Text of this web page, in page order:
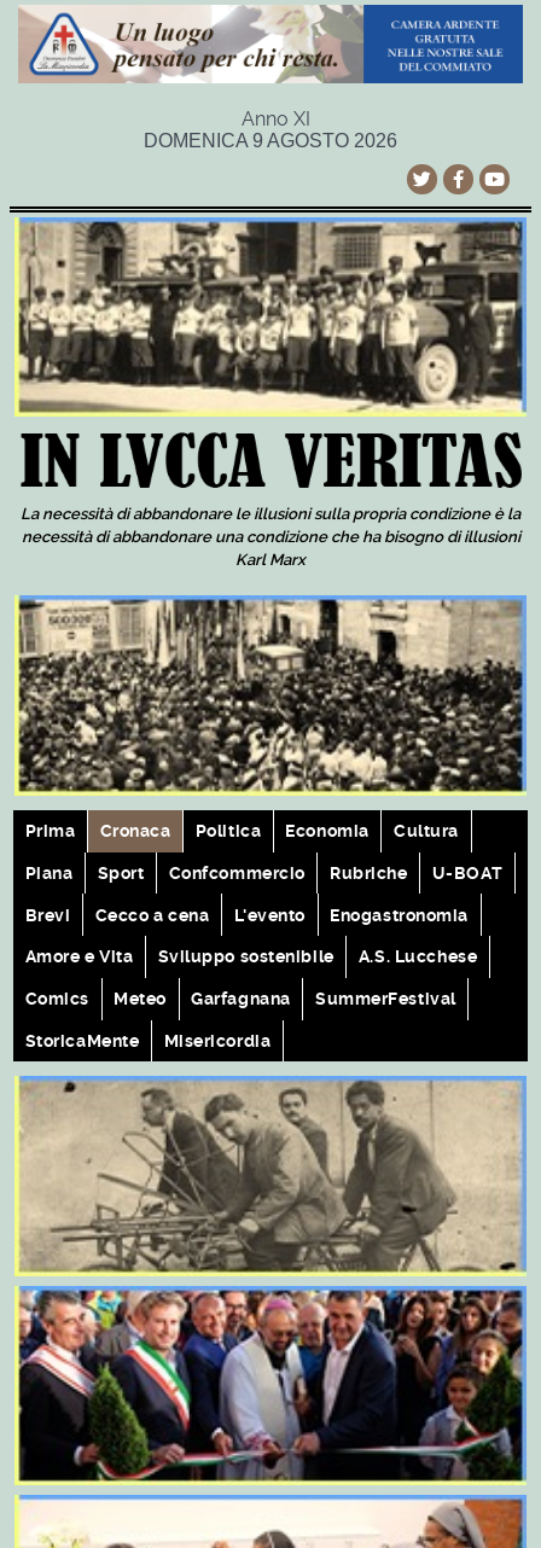
Anno XI
DOMENICA 9 AGOSTO 2026
La necessità di abbandonare le illusioni sulla propria condizione è la
necessità di abbandonare una condizione che ha bisogno di illusioni
Karl Marx
Prima Cronaca Politica Economia Cultura
Piana Sport Confcommercio Rubriche U-BOAT
Brevi Cecco a cena L'evento Enogastronomia
Amore e Vita Sviluppo sostenibile A.S. Lucchese
Comics Meteo Garfagnana SummerFestival
StoricaMente Misericordia